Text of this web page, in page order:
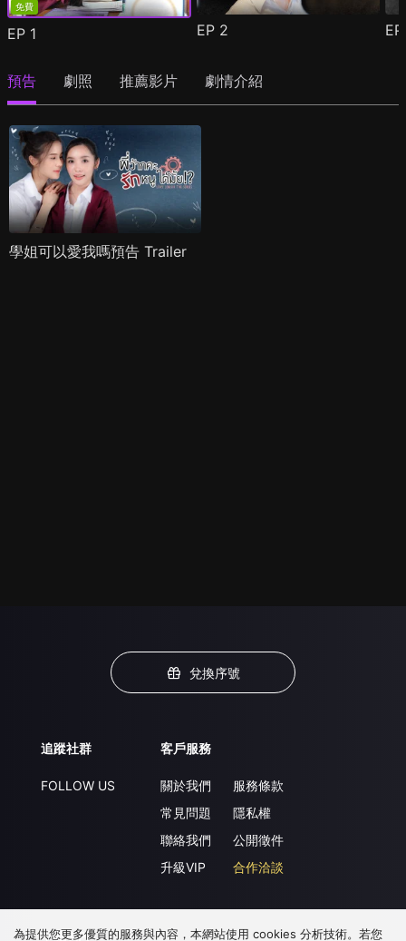
免費
EP 1 EP 2
預告 劇照 推薦影片 劇情介紹
學姐可以愛我嗎預告 Trailer
兌換序號
追蹤社群
FOLLOW US
客戶服務
關於我們
常見問題
聯絡我們
升級VIP
服務條款
隱私權
公開徵件
合作洽談
下載 APP
為提供您更多優質的服務與內容，本網站使用 cookies 分析技術。若您